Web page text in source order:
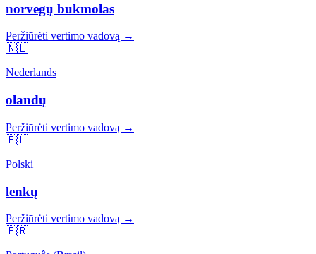
norvegų bukmolas
Peržiūrėti vertimo vadovą →
🇳🇱
Nederlands
olandų
Peržiūrėti vertimo vadovą →
🇵🇱
Polski
lenkų
Peržiūrėti vertimo vadovą →
🇧🇷